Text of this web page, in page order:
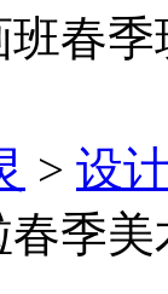
春
> 设
季